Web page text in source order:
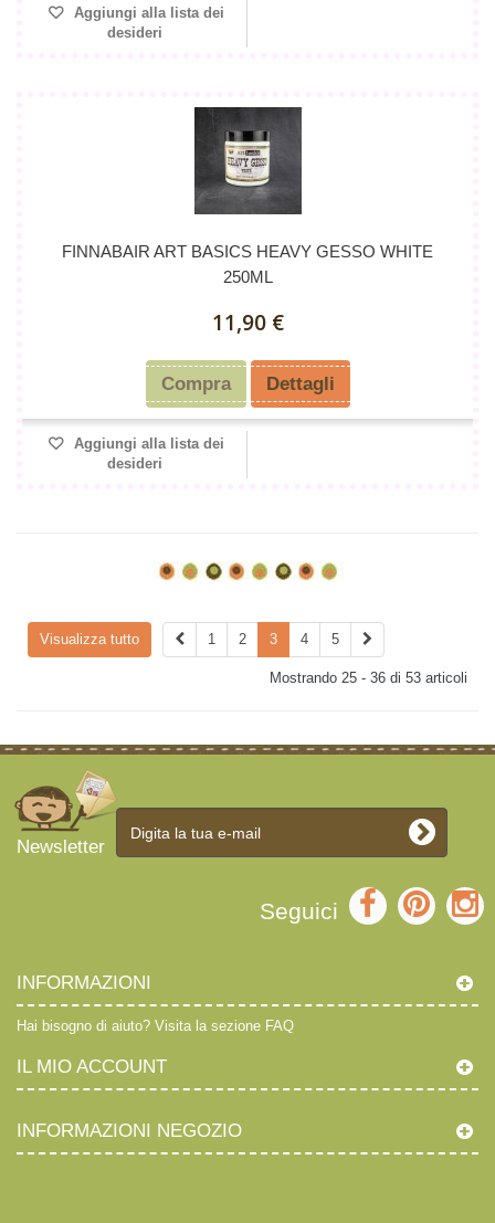
Aggiungi alla lista dei
desideri
FINNABAIR ART BASICS HEAVY GESSO WHITE
250ML
11,90 €
Compra Dettagli
Aggiungi alla lista dei
desideri
Visualizza tutto 1 2 3 4 5
Mostrando 25 - 36 di 53 articoli
Newsletter
Seguici
INFORMAZIONI
Hai bisogno di aiuto? Visita la sezione FAQ
IL MIO ACCOUNT
INFORMAZIONI NEGOZIO